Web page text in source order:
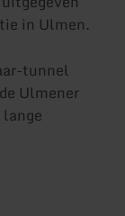
in Ulmen.
tunnel
Ulmener
lange